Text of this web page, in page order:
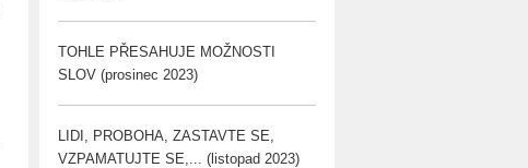
TOHLE PŘESAHUJE MOŽNOSTI
SLOV (prosinec 2023)
LIDI, PROBOHA, ZASTAVTE SE,
VZPAMATUJTE SE,... (listopad 2023)